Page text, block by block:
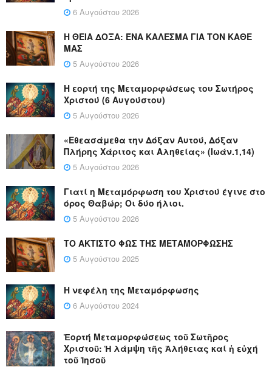
6 Αυγούστου 2026
Η ΘΕΙΑ ΔΟΞΑ: ΈΝΑ ΚΑΛΕΣΜΑ ΓΙΑ ΤΟΝ ΚΑΘΕ
ΜΑΣ
5 Αυγούστου 2026
Η εορτή της Μεταμορφώσεως του Σωτήρος
Χριστού (6 Αυγούστου)
5 Αυγούστου 2026
«Εθεασάμεθα την Δόξαν Αυτού, Δόξαν
Πλήρης Χάριτος και Αληθείας» (Ιωάν.1,14)
5 Αυγούστου 2026
Γιατί η Μεταμόρφωση του Χριστού έγινε στο
όρος Θαβώρ; Οι δύο ήλιοι.
5 Αυγούστου 2026
ΤΟ ΑΚΤΙΣΤΟ ΦΩΣ ΤΗΣ ΜΕΤΑΜΟΡΦΩΣΗΣ
5 Αυγούστου 2025
Η νεφέλη της Μεταμόρφωσης
6 Αυγούστου 2024
Ἑορτή Μεταμορφώσεως τοῦ Σωτῆρος
Χριστοῦ: Ἡ λάμψη τῆς Ἀλήθειας καί ἡ εὐχή
τοῦ Ἰησοῦ